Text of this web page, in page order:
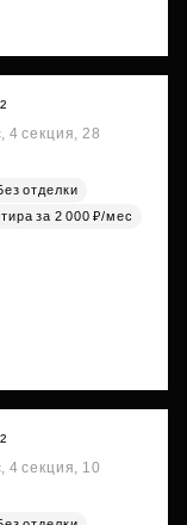
4 секция, 28
отделки
за 2 000 ₽/мес
4 секция, 10